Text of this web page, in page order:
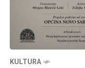
KULTURA